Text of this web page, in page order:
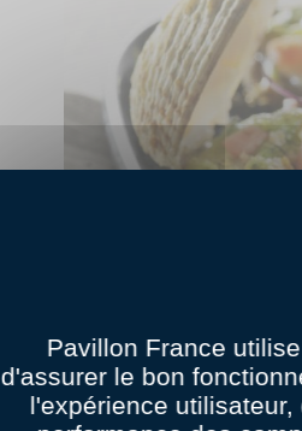
Pavillon France
d'assurer le bon
l'expérience